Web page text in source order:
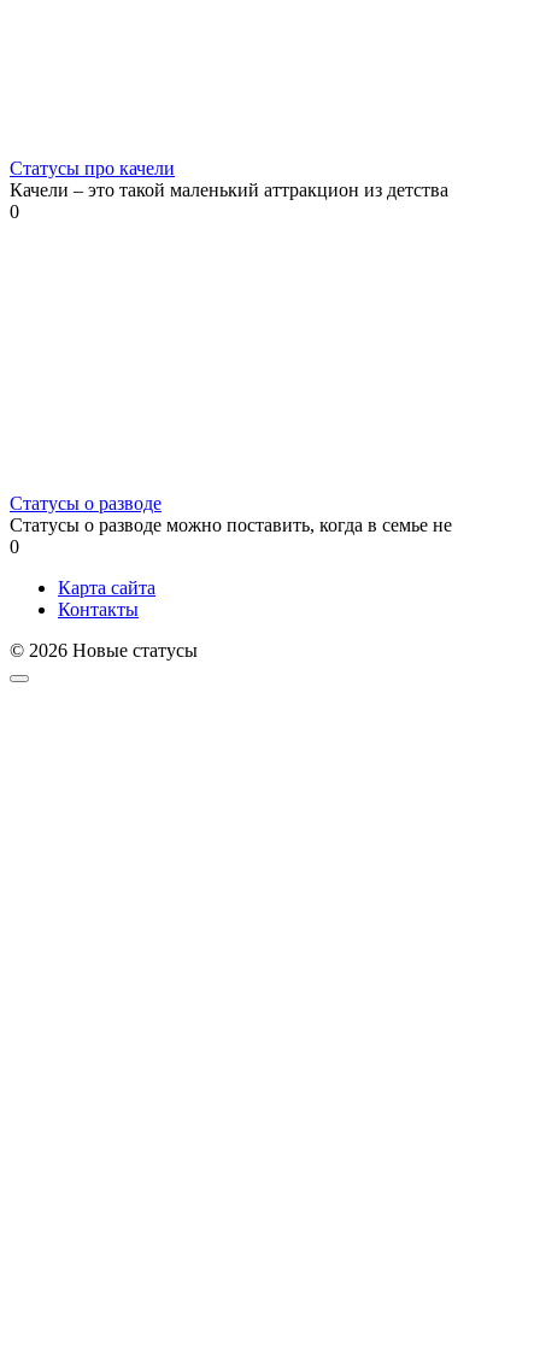
Статусы про качели
Качели – это такой маленький аттракцион из детства
0
Статусы о разводе
Статусы о разводе можно поставить, когда в семье не
0
Карта сайта
Контакты
© 2026 Новые статусы